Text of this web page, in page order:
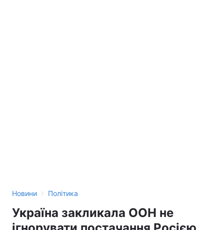
Новини › Політика
Україна закликала ООН не